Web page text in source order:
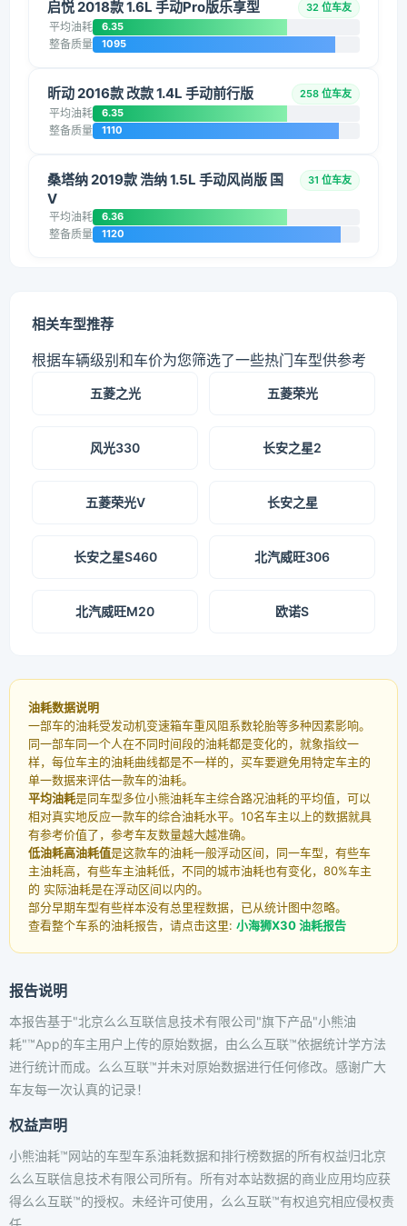
启悦 2018款 1.6L 手动Pro版乐享型 32 位车友
平均油耗 6.35
整备质量 1095
昕动 2016款 改款 1.4L 手动前行版 258 位车友
平均油耗 6.35
整备质量 1110
桑塔纳 2019款 浩纳 1.5L 手动风尚版 国
V
31 位车友
平均油耗 6.36
整备质量 1120
相关车型推荐
根据车辆级别和车价为您筛选了一些热门车型供参考
五菱之光 五菱荣光
风光330 长安之星2
五菱荣光V 长安之星
长安之星S460 北汽威旺306
北汽威旺M20 欧诺S
油耗数据说明
一部车的油耗受发动机变速箱车重风阻系数轮胎等多种因素影响。
同一部车同一个人在不同时间段的油耗都是变化的，就象指纹一
样，每位车主的油耗曲线都是不一样的，买车要避免用特定车主的
单一数据来评估一款车的油耗。
平均油耗是同车型多位小熊油耗车主综合路况油耗的平均值，可以
相对真实地反应一款车的综合油耗水平。10名车主以上的数据就具
有参考价值了，参考车友数量越大越准确。
低油耗高油耗值是这款车的油耗一般浮动区间，同一车型，有些车
主油耗高，有些车主油耗低，不同的城市油耗也有变化，80%车主
的 实际油耗是在浮动区间以内的。
部分早期车型有些样本没有总里程数据，已从统计图中忽略。
查看整个车系的油耗报告，请点击这里: 小海狮X30 油耗报告
报告说明
本报告基于"北京么么互联信息技术有限公司"旗下产品"小熊油
耗"™App的车主用户上传的原始数据，由么么互联™依据统计学方法
进行统计而成。么么互联™并未对原始数据进行任何修改。感谢广大
车友每一次认真的记录！
权益声明
小熊油耗™网站的车型车系油耗数据和排行榜数据的所有权益归北京
么么互联信息技术有限公司所有。所有对本站数据的商业应用均应获
得么么互联™的授权。未经许可使用，么么互联™有权追究相应侵权责